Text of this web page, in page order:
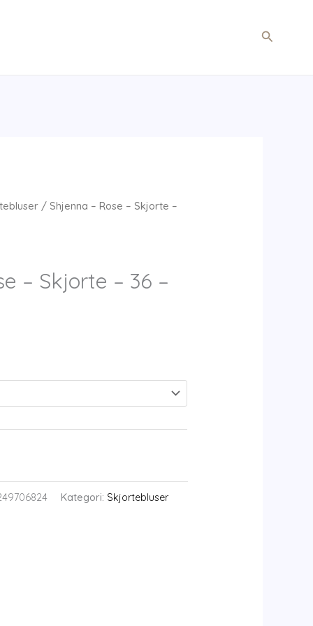
Søg
/ Shjenna – Rose – Skjorte –
– Skjorte – 36 –
Kategori: Skjortebluser